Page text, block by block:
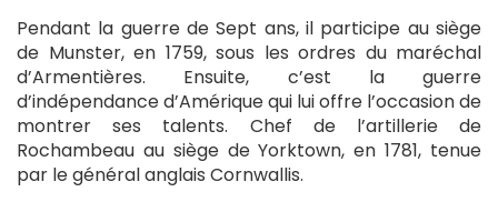
Pendant la guerre de Sept ans, il participe au siège
de Munster, en 1759, sous les ordres du maréchal
d’Armentières. Ensuite, c’est la guerre
d’indépendance d’Amérique qui lui offre l’occasion de
montrer ses talents. Chef de l’artillerie de
Rochambeau au siège de Yorktown, en 1781, tenue
par le général anglais Cornwallis.